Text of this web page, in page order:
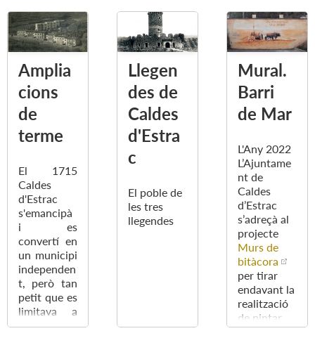
se sap que
en temps
dels romans
la població
ja era
coneguda
per les
aigües
termals.
ent, dels
àrabs, les
aigües de
Caldes han
atret gent
de totes les
èpoques i
cultures per
les seves
característi
especialme
indicades
per a la
salut.
passar els
estius fora
de casa.
costum,
fins
aleshores
limitat a
per
qüestions
de salut
havien de
fer un canvi
d'aires,
explica que
les primeres
poblacions
a acollir
visitants
fossin les
que
gaudien de
Amplia
cions
de
terme
El 1715
Caldes
d'Estrac
s'emancipà
i es
convertí en
un municipi
independen
t, però tan
petit que es
limitava a
l'església, el
Llegen
des de
Caldes
d'Estra
c
El poble de
les tres
llegendes
Mural.
Barri
de Mar
L'Any 2022
L’Ajuntame
nt de
Caldes
d’Estrac
s’adreçà al
projecte
Murs de
bitàcora
per tirar
endavant la
realització
de pintar
un mural.